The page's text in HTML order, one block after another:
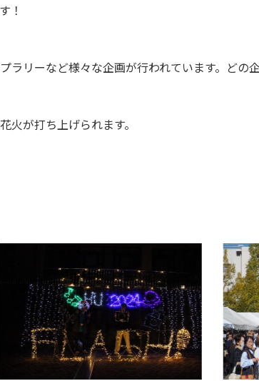
！
ラリーなど様々な企画が行われています。どの
火が打ち上げられます。